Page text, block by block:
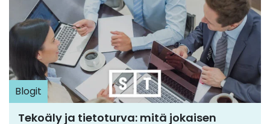
Blogit
Tekoäly ja tietoturva: mitä jokaisen